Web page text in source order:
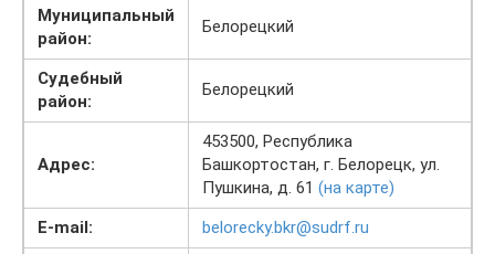
Муниципальный
район:
Белорецкий
Судебный
район:
Белорецкий
Адрес:
453500, Республика
Башкортостан, г. Белорецк, ул.
Пушкина, д. 61 (на карте)
E-mail:
belorecky.bkr@sudrf.ru